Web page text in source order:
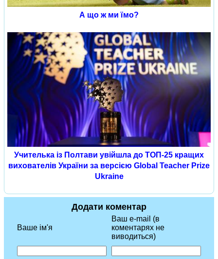
А що ж ми їмо?
Учителька із Полтави увійшла до ТОП-25 кращих
вихователів України за версією Global Teacher Prize
Ukraine
Додати коментар
Ваше ім'я
Ваш e-mail (в
коментарях не
виводиться)